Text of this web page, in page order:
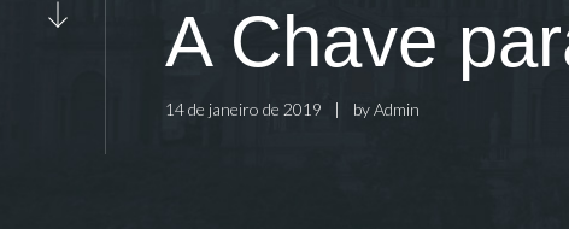
A Chave
14 de janeiro de 2019 byAdmin